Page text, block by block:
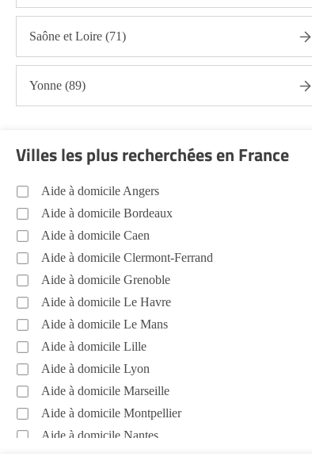
Saône et Loire (71)
Yonne (89)
Villes les plus recherchées en France
Aide à domicile Angers
Aide à domicile Bordeaux
Aide à domicile Caen
Aide à domicile Clermont-Ferrand
Aide à domicile Grenoble
Aide à domicile Le Havre
Aide à domicile Le Mans
Aide à domicile Lille
Aide à domicile Lyon
Aide à domicile Marseille
Aide à domicile Montpellier
Aide à domicile Nantes